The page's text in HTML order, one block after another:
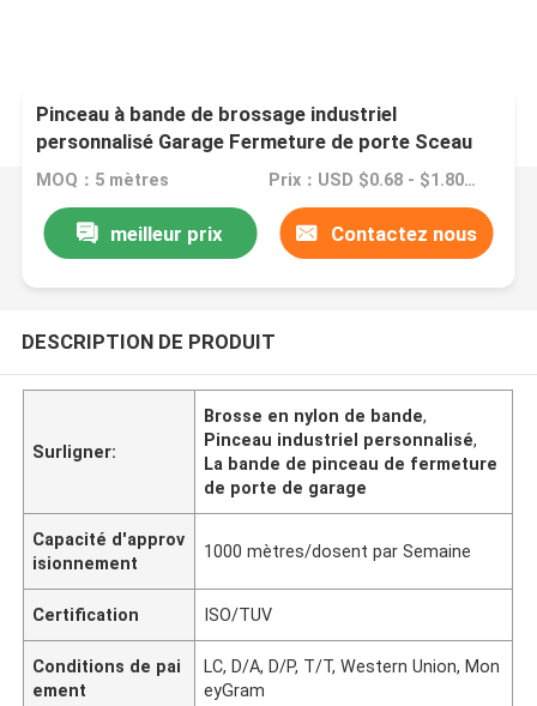
Pinceau à bande de brossage industriel
personnalisé Garage Fermeture de porte Sceau
Pinceau à bande de nylon
MOQ：5 mètres Prix：USD $0.68 - $1.80 meters
meilleur prix Contactez nous
DESCRIPTION DE PRODUIT
Surligner:
Brosse en nylon de bande,
Pinceau industriel personnalisé,
La bande de pinceau de fermeture
de porte de garage
Capacité d'approv
isionnement
1000 mètres/dosent par Semaine
Certification ISO/TUV
Conditions de pai
ement
LC, D/A, D/P, T/T, Western Union, Mon
eyGram